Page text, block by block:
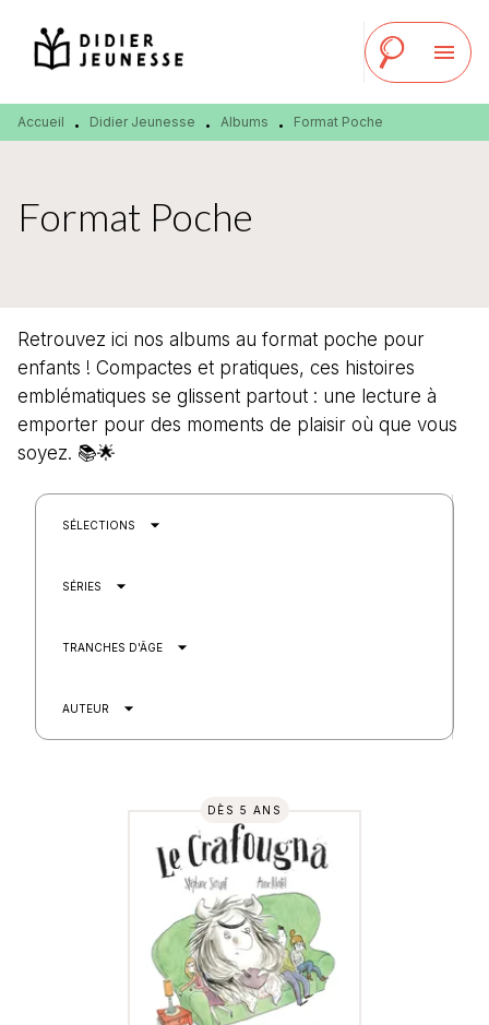
MENU RECHERCHE
PIED DE PAGE
menu
Accueil • Didier Jeunesse • Albums • Format Poche
Format Poche
Retrouvez ici nos albums au format poche pour
enfants ! Compactes et pratiques, ces histoires
emblématiques se glissent partout : une lecture à
emporter pour des moments de plaisir où que vous
soyez. 📚🌟
SÉLECTIONS arrow_drop_down
SÉRIES arrow_drop_down
TRANCHES D'ÂGE arrow_drop_down
AUTEUR arrow_drop_down
DÈS 5 ANS